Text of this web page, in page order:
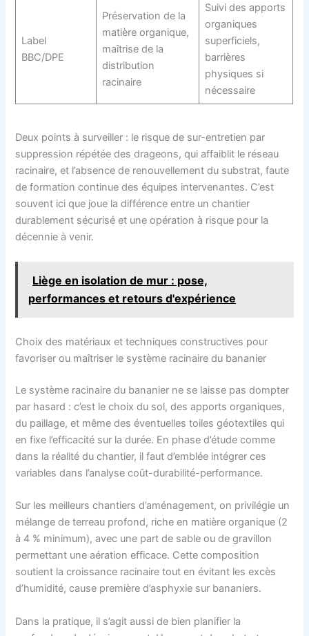
Label
BBC/DPE
Préservation de la
matière organique,
maîtrise de la
distribution
racinaire
Suivi des apports
organiques
superficiels,
barrières
physiques si
nécessaire
Deux points à surveiller : le risque de sur-entretien par
suppression répétée des drageons, qui affaiblit le réseau
racinaire, et l’absence de renouvellement du substrat, faute
de formation continue des équipes intervenantes. C’est
souvent ici que joue la différence entre un chantier
durablement sécurisé et une opération à risque pour la
décennie à venir.
Liège en isolation de mur : pose,
performances et retours d'expérience
Choix des matériaux et techniques constructives pour
favoriser ou maîtriser le système racinaire du bananier
Le système racinaire du bananier ne se laisse pas dompter
par hasard : c’est le choix du sol, des apports organiques,
du paillage, et même des éventuelles toiles géotextiles qui
en fixe l’efficacité sur la durée. En phase d’étude comme
dans la réalité du chantier, il faut d’emblée intégrer ces
variables dans l’analyse coût-durabilité-performance.
Sur les meilleurs chantiers d’aménagement, on privilégie un
mélange de terreau profond, riche en matière organique (2
à 4 % minimum), avec une part de sable ou de gravillon
permettant une aération efficace. Cette composition
soutient la croissance racinaire tout en évitant les excès
d’humidité, cause première d’asphyxie sur bananiers.
Dans la pratique, il s’agit aussi de bien planifier la